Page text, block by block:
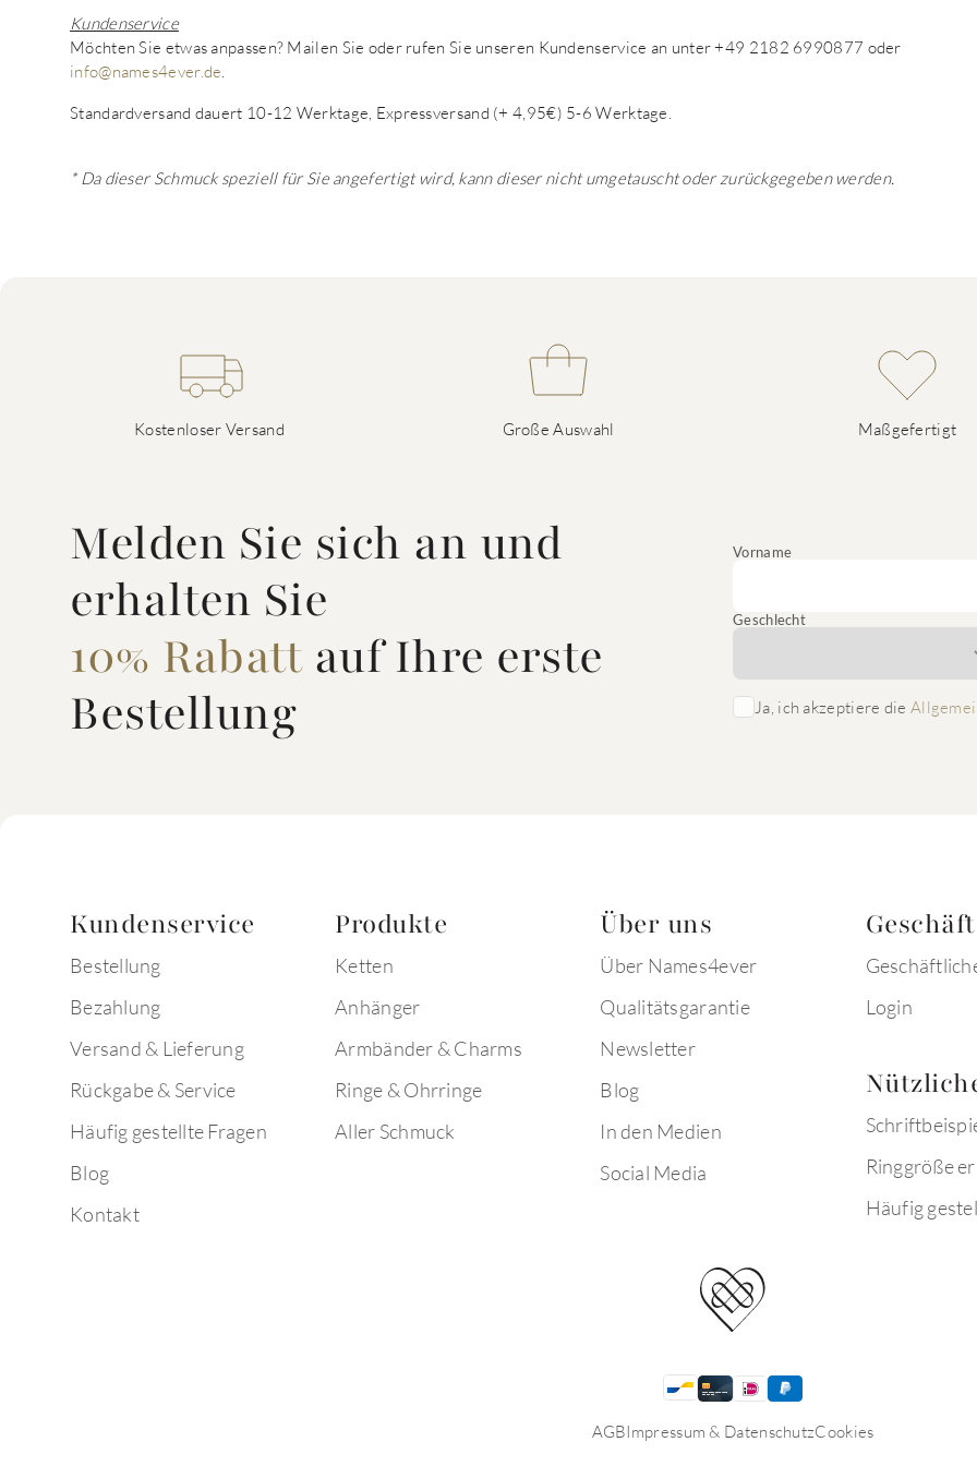
Kundenservice
Möchten Sie etwas anpassen? Mailen Sie oder rufen Sie unseren Kundenservice an unter +49 2182 6990877 oder
info@names4ever.de
Standardversand dauert 10-12 Werktage, Expressversand (+ 4,95€) 5-6 Werktage.
* Da dieser Schmuck speziell für Sie angefertigt wird, kann dieser nicht umgetauscht oder zurückgegeben werden.
Kostenloser Versand Große Auswahl Maßgefertigt
Melden Sie sich an und
erhalten Sie
10% Rabattauf Ihre erste
Bestellung
Vorname
Geschlecht
Ja, ich akzeptiere die
Kundenservice
Bestellung
Bezahlung
Versand & Lieferung
Rückgabe & Service
Häufig gestellte Fragen
Blog
Kontakt
Produkte
Ketten
Anhänger
Armbänder & Charms
Ringe & Ohrringe
Aller Schmuck
Über uns
Über Names4ever
Qualitätsgarantie
Newsletter
Blog
In den Medien
Social Media
Login
Ringgröße
Häufig
AGBImpressum & DatenschutzCookies